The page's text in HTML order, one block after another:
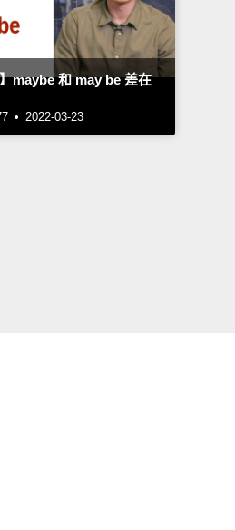
maybe 和 may be 差在
• 2022-03-23